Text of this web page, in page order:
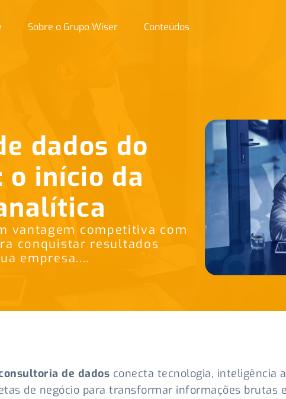
Sobre o Grupo Wiser Conteúdos
dados do
o início da
vantagem competitiva com
conquistar resultados
empresa....
de dados conecta tecnologia, inteligência
de negócio para transformar informações brutas